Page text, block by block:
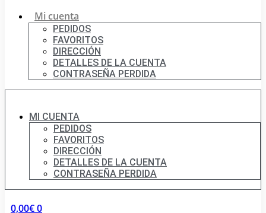
Mi cuenta
PEDIDOS
FAVORITOS
DIRECCIÓN
DETALLES DE LA CUENTA
CONTRASEÑA PERDIDA
MI CUENTA
PEDIDOS
FAVORITOS
DIRECCIÓN
DETALLES DE LA CUENTA
CONTRASEÑA PERDIDA
0,00€0